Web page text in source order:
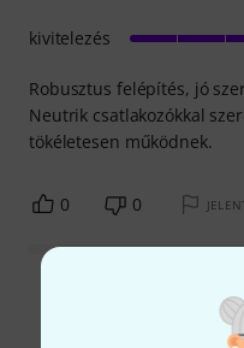
Robusztus felépítés, jó
Neutrik csatlakozókkal
tökéletesen működnek.
kivitelezés
0 0
Összes